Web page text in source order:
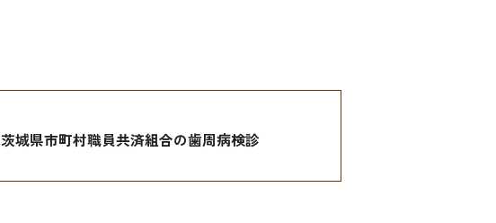
茨城県市町村職員共済組合の歯周病検診